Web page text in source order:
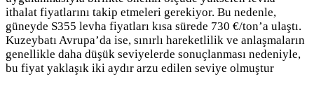
ithalat fiyatlarını takip etmeleri gerekiyor. Bu nedenle,
güneyde S355 levha fiyatları kısa sürede 730 €/ton’a ulaştı.
Kuzeybatı Avrupa’da ise, sınırlı hareketlilik ve anlaşmaların
genellikle daha düşük seviyelerde sonuçlanması nedeniyle,
bu fiyat yaklaşık iki aydır arzu edilen seviye olmuştur